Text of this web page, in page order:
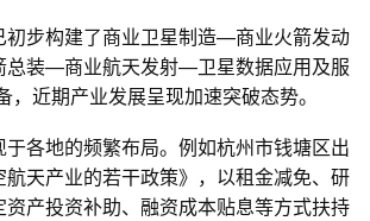
步构建了商业卫星制造—商业火箭发动
装—商业航天发射—卫星数据应用及服
，近期产业发展呈现加速突破态势。
各地的频繁布局。例如杭州市钱塘区出
天产业的若干政策》，以租金减免、研
产投资补助、融资成本贴息等方式扶持